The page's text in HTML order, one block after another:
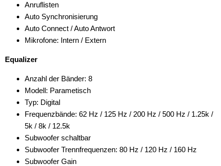
Anruflisten
Auto Synchronisierung
Auto Connect / Auto Antwort
Mikrofone: Intern / Extern
Equalizer
Anzahl der Bänder: 8
Modell: Parametisch
Typ: Digital
Frequenzbände: 62 Hz / 125 Hz / 200 Hz / 500 Hz / 1.25k /
5k / 8k / 12.5k
Subwoofer schaltbar
Subwoofer Trennfrequenzen: 80 Hz / 120 Hz / 160 Hz
Subwoofer Gain